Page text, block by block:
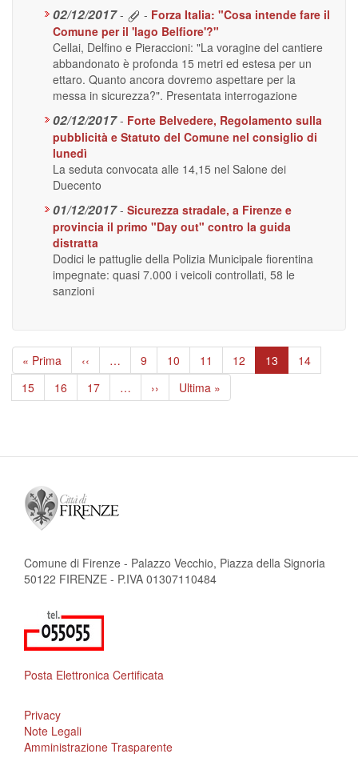
02/12/2017 - - Forza Italia: "Cosa intende fare il
Comune per il 'lago Belfiore'?"
Cellai, Delfino e Pieraccioni: "La voragine del cantiere
abbandonato è profonda 15 metri ed estesa per un
ettaro. Quanto ancora dovremo aspettare per la
messa in sicurezza?". Presentata interrogazione
02/12/2017 - Forte Belvedere, Regolamento sulla
pubblicità e Statuto del Comune nel consiglio di
lunedì
La seduta convocata alle 14,15 nel Salone dei
Duecento
01/12/2017 - Sicurezza stradale, a Firenze e
provincia il primo "Day out" contro la guida
distratta
Dodici le pattuglie della Polizia Municipale fiorentina
impegnate: quasi 7.000 i veicoli controllati, 58 le
sanzioni
Paginazione
Prima
pagina
« Prima
Pagina
precedente
‹‹ … Page
9 Page
10 Page
11 Page
12
Pagina
attuale
13 Page
14
Page
15 Page
16 Page
17 …
Pagina
successiva
››
Ultima
pagina
Ultima »
Comune di Firenze - Palazzo Vecchio, Piazza della Signoria
50122 FIRENZE - P.IVA 01307110484
Posta Elettronica Certificata
Privacy
Note Legali
Amministrazione Trasparente